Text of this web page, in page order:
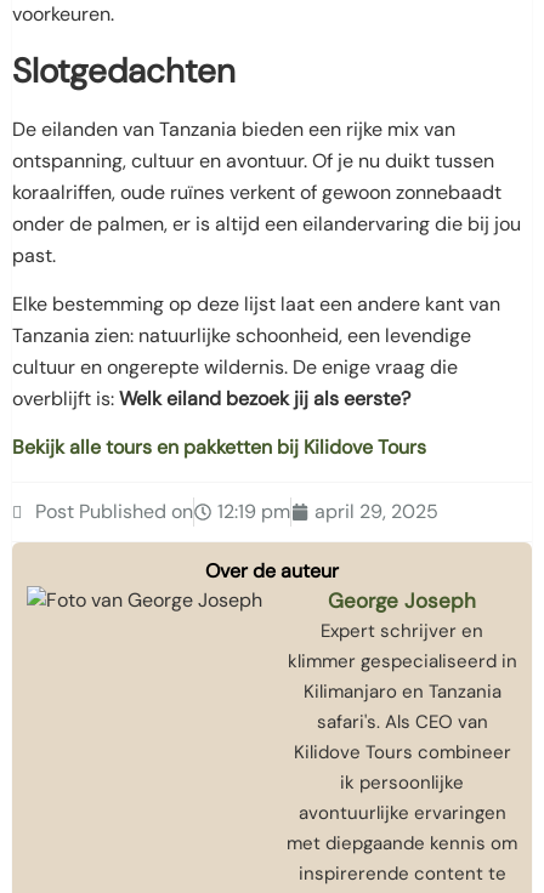
voorkeuren.
Slotgedachten
De eilanden van Tanzania bieden een rijke mix van
ontspanning, cultuur en avontuur. Of je nu duikt tussen
koraalriffen, oude ruïnes verkent of gewoon zonnebaadt
onder de palmen, er is altijd een eilandervaring die bij jou
past.
Elke bestemming op deze lijst laat een andere kant van
Tanzania zien: natuurlijke schoonheid, een levendige
cultuur en ongerepte wildernis. De enige vraag die
overblijft is:Welk eiland bezoek jij als eerste?
Bekijk alle tours en pakketten bij Kilidove Tours
Post Published on 12:19 pm april 29, 2025
Over de auteur
George Joseph
Expert schrijver en
klimmer gespecialiseerd in
Kilimanjaro en Tanzania
safari's. Als CEO van
Kilidove Tours combineer
ik persoonlijke
avontuurlijke ervaringen
met diepgaande kennis om
inspirerende content te